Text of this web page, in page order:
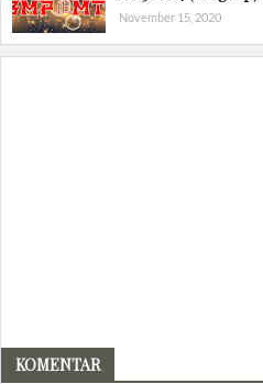
November 15, 2020
KOMENTAR